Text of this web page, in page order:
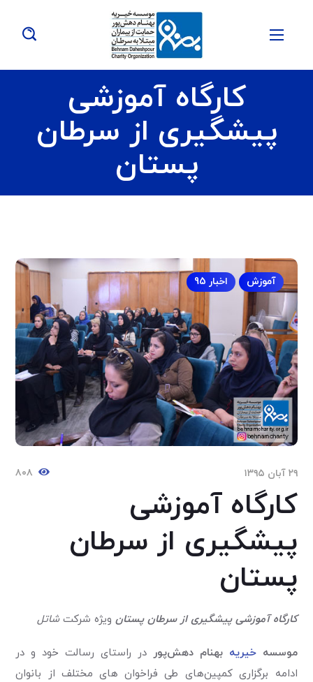
کارگاه آموزشی
پیشگیری از سرطان
پستان
آموزش اخبار 95
۲۹ آبان ۱۳۹۵ ۸۰۸
کارگاه آموزشی
پیشگیری از سرطان
پستان
کارگاه آموزشی پیشگیری از سرطان پستان ویژه شرکتشاتل
موسسه خیریه بهنام دهش‌پور در راستای رسالت خود و در
ادامه برگزاری کمپین‌های طی فراخوان های مختلف از بانوان